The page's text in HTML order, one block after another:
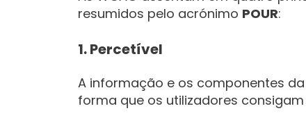
resumidos pelo acrónimo POUR:
1. Percetível
A informação e os componentes
forma que os utilizadores